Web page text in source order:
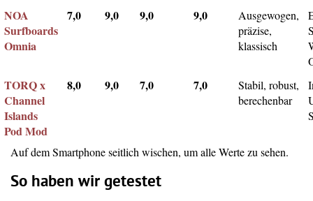
NOA
Surfboards
Omnia
7,0 9,0 9,0 9,0
Ausgewogen,
präzise,
klassisch
TORQ x
Channel
Islands
Pod Mod
8,0 9,0 7,0 7,0
Stabil, robust,
berechenbar
Auf dem Smartphone seitlich wischen, um alle Werte zu sehen.
So haben wir getestet